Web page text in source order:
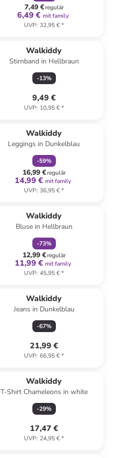
7,49 €regulär
6,49 € mit family
UVP: 32,95 €*
Walkiddy
Stirnband in Hellbraun
-13%
9,49 €
UVP: 10,95 €*
Walkiddy
Leggings in Dunkelblau
-59%
16,99 €regulär
14,99 € mit family
UVP: 36,95 €*
Walkiddy
Bluse in Hellbraun
-73%
12,99 €regulär
11,99 € mit family
UVP: 45,95 €*
Walkiddy
Jeans in Dunkelblau
-67%
21,99 €
UVP: 66,95 €*
Walkiddy
T-Shirt Chameleons in white
-29%
17,47 €
UVP: 24,95 €*